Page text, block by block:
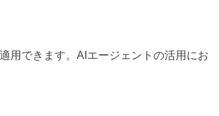
用できます。AIエージェントの活用にお